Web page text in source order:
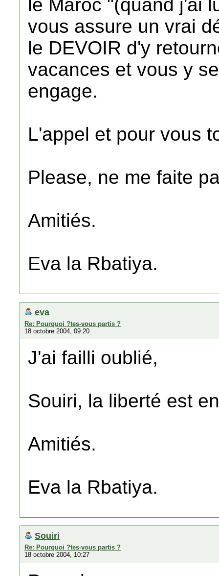
le Maroc "(quand j'ai
vous assure un vrai
le DEVOIR d'y
vacances et vous y
engage.
L'appel et pour vous
Please, ne me faite
Amitiés.
Eva la Rbatiya.
eva
Re: Pourquoi ?tes-vous partis ?
18 octobre 2004, 09:20
J'ai failli oublié,
Souiri, la liberté est
Amitiés.
Eva la Rbatiya.
Souiri
Re: Pourquoi ?tes-vous partis ?
18 octobre 2004, 10:27